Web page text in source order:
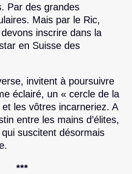
Par des grandes
Mais par le Ric,
inscrire dans la
en Suisse des
invitent à poursuivre
éclairé, un « cercle de la
les vôtres incarneriez. A
entre les mains d’élites,
suscitent désormais
***